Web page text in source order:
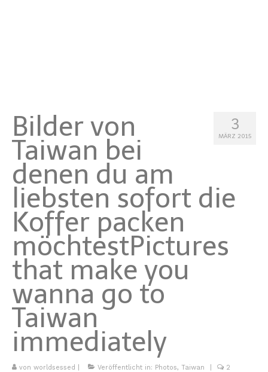
Hong Kong
Indonesien
Kambodscha
Laos
Malaysia
Myanmar
Singapur
3
MÄRZ 2015
Bilder von
Taiwan bei
denen du am
liebsten sofort die
Koffer packen
möchtestPictures
that make you
wanna go to
Taiwan
immediately
von worldsessed Veröffentlicht in: Photos, Taiwan 2